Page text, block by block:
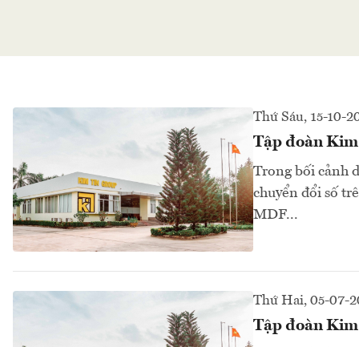
Thứ Sáu, 15-10-
Tập đoàn
Trong bối cảnh
chuyển đổi số
MDF...
Thứ Hai, 05-07-
Tập đoàn